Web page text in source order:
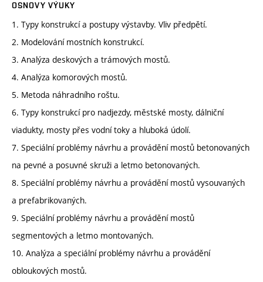
OSNOVY VÝUKY
1. Typy konstrukcí a postupy výstavby. Vliv předpětí.
2. Modelování mostních konstrukcí.
3. Analýza deskových a trámových mostů.
4. Analýza komorových mostů.
5. Metoda náhradního roštu.
6. Typy konstrukcí pro nadjezdy, městské mosty, dálniční
viadukty, mosty přes vodní toky a hluboká údolí.
7. Speciální problémy návrhu a provádění mostů betonovaných
na pevné a posuvné skruži a letmo betonovaných.
8. Speciální problémy návrhu a provádění mostů vysouvaných
a prefabrikovaných.
9. Speciální problémy návrhu a provádění mostů
segmentových a letmo montovaných.
10. Analýza a speciální problémy návrhu a provádění
obloukových mostů.